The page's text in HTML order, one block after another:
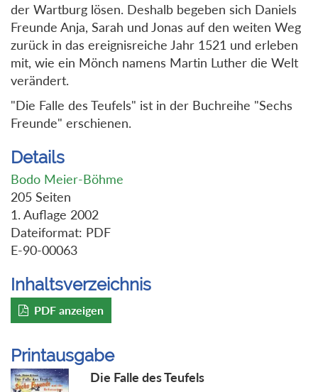
der Wartburg lösen. Deshalb begeben sich Daniels
Freunde Anja, Sarah und Jonas auf den weiten Weg
zurück in das ereignisreiche Jahr 1521 und erleben
mit, wie ein Mönch namens Martin Luther die Welt
verändert.
"Die Falle des Teufels" ist in der Buchreihe "Sechs
Freunde" erschienen.
Details
Bodo Meier-Böhme
205 Seiten
1. Auflage 2002
Dateiformat: PDF
E-90-00063
Inhaltsverzeichnis
PDF anzeigen
Printausgabe
Die Falle des Teufels